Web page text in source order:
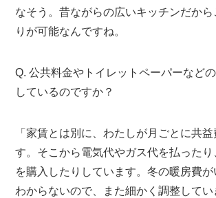
なそう。昔ながらの広いキッチンだから
りが可能なんですね。
Q. 公共料金やトイレットペーパーなど
しているのですか？
「家賃とは別に、わたしが月ごとに共
す。そこから電気代やガス代を払った
を購入したりしています。冬の暖房費
わからないので、また細かく調整してい